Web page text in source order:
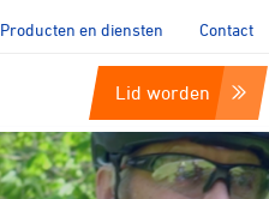
Producten en diensten Contact
Lid worden